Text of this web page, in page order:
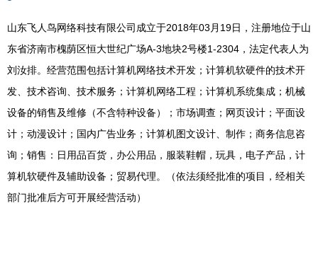
山东飞人鸟网络科技有限公司成立于2018年03月19日，注册地位于山
东省济南市槐荫区恒大世纪广场A-3地块2号楼1-2304，法定代表人为
刘汝排。经营范围包括计算机网络技术开发；计算机软硬件的技术开
发、技术咨询、技术服务；计算机网络工程；计算机系统集成；机械
设备的销售及维修（不含特种设备）；市场调查；网页设计；平面设
计；动漫设计；国内广告业务；计算机图文设计、制作；商务信息咨
询；销售：日用品百货，办公用品，服装鞋帽，玩具，电子产品，计
算机软硬件及辅助设备；贸易代理。（依法须经批准的项目，经相关
部门批准后方可开展经营活动）